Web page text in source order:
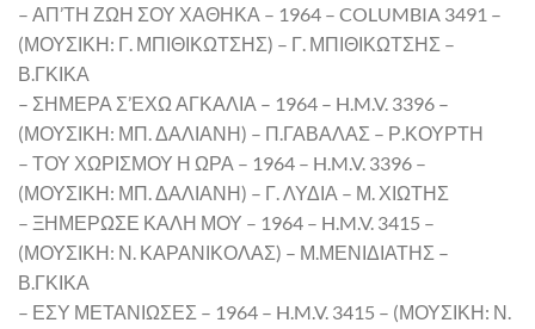
– ΑΠ’ΤΗ ΖΩΗ ΣΟΥ ΧΑΘΗΚΑ – 1964 – COLUMBIA 3491 –
(ΜΟΥΣΙΚΗ: Γ. ΜΠΙΘΙΚΩΤΣΗΣ) – Γ. ΜΠΙΘΙΚΩΤΣΗΣ –
Β.ΓΚΙΚΑ
– ΣΗΜΕΡΑ Σ’ΕΧΩ ΑΓΚΑΛΙΑ – 1964 – H.M.V. 3396 –
(ΜΟΥΣΙΚΗ: ΜΠ. ΔΑΛΙΑΝΗ) – Π.ΓΑΒΑΛΑΣ – Ρ.ΚΟΥΡΤΗ
– ΤΟΥ ΧΩΡΙΣΜΟΥ Η ΩΡΑ – 1964 – H.M.V. 3396 –
(ΜΟΥΣΙΚΗ: ΜΠ. ΔΑΛΙΑΝΗ) – Γ. ΛΥΔΙΑ – Μ. ΧΙΩΤΗΣ
– ΞΗΜΕΡΩΣΕ ΚΑΛΗ ΜΟΥ – 1964 – H.M.V. 3415 –
(ΜΟΥΣΙΚΗ: Ν. ΚΑΡΑΝΙΚΟΛΑΣ) – Μ.ΜΕΝΙΔΙΑΤΗΣ –
Β.ΓΚΙΚΑ
– ΕΣΥ ΜΕΤΑΝΙΩΣΕΣ – 1964 – H.M.V. 3415 – (ΜΟΥΣΙΚΗ: Ν.